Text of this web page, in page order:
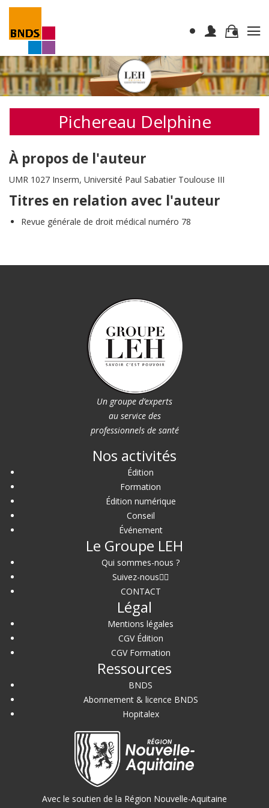
Pichereau Delphine
À propos de l'auteur
UMR 1027 Inserm, Université Paul Sabatier Toulouse III
Titres en relation avec l'auteur
Revue générale de droit médical numéro 78
Un groupe d’experts
au service des
professionnels de santé
Nos activités
Édition
Formation
Édition numérique
Conseil
Événement
Le Groupe LEH
Qui sommes-nous ?
Suivez-nous
CONTACT
Légal
Mentions légales
CGV Édition
CGV Formation
Ressources
BNDS
Abonnement & licence BNDS
Hopitalex
Avec le soutien de la Région Nouvelle-Aquitaine